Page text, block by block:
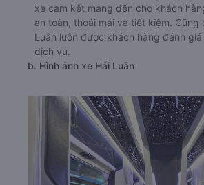
xe cam kết mang đến cho khách
an toàn, thoải mái và tiết kiệm. Cũng
Luân luôn được khách hàng đánh
dịch vụ.
b. Hình ảnh xe Hải Luân